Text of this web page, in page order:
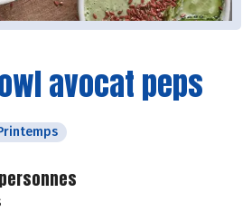
avocat peps